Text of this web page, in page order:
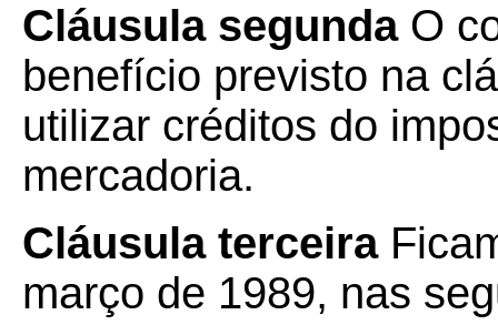
Cláusula segundaO
benefício previsto na
utilizar créditos do
mercadoria.
Cláusula terceira
março de 1989, nas